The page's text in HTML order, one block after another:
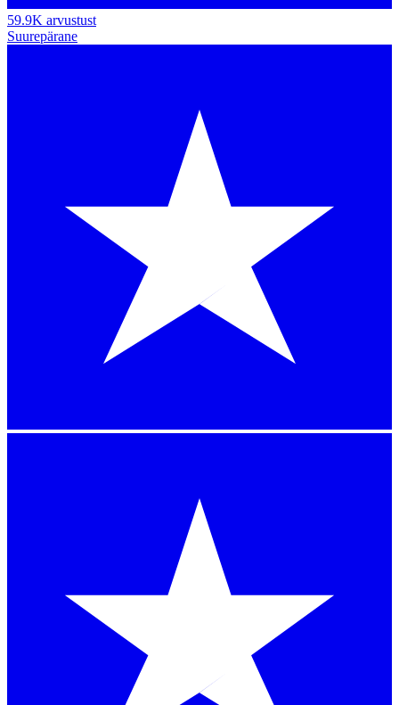
59.9K arvustust
Suurepärane